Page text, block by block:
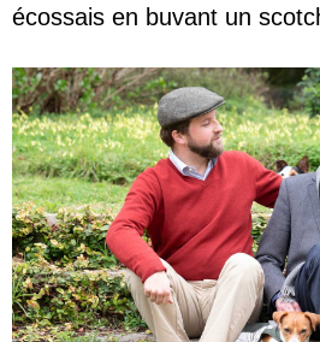
écossais en buvant un